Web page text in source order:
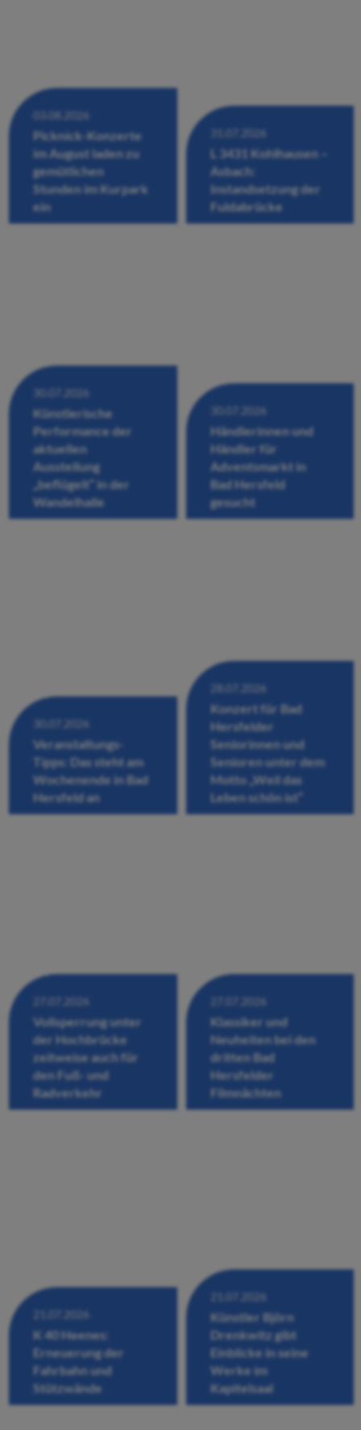
03.08.2026
Picknick-Konzerte
im August laden zu
gemütlichen
Stunden im Kurpark
ein
31.07.2026
L 3431 Kohlhausen –
Asbach:
Instandsetzung der
Fuldabrücke
30.07.2026
Künstlerische
Performance der
aktuellen
Ausstellung
„beflügelt“ in der
Wandelhalle
30.07.2026
Händlerinnen und
Händler für
Adventsmarkt in
Bad Hersfeld
gesucht
30.07.2026
Veranstaltungs-
Tipps: Das steht am
Wochenende in Bad
Hersfeld an
28.07.2026
Konzert für Bad
Hersfelder
Seniorinnen und
Senioren unter dem
Motto „Weil das
Leben schön ist“
27.07.2026
Vollsperrung unter
der Hochbrücke
zeitweise auch für
den Fuß- und
Radverkehr
27.07.2026
Klassiker und
Neuheiten bei den
dritten Bad
Hersfelder
Filmnächten
21.07.2026
K 40 Heenes:
Erneuerung der
Fahrbahn und
Stützwände
21.07.2026
Künstler Björn
Drenkwitz gibt
Einblicke in seine
Werke im
Kapitelsaal